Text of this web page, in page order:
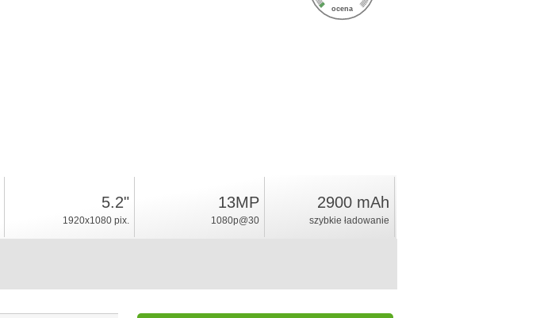
ocena
5.2"
1920x1080 pix.
13MP
1080p@30
2900 mAh
szybkie ładowanie